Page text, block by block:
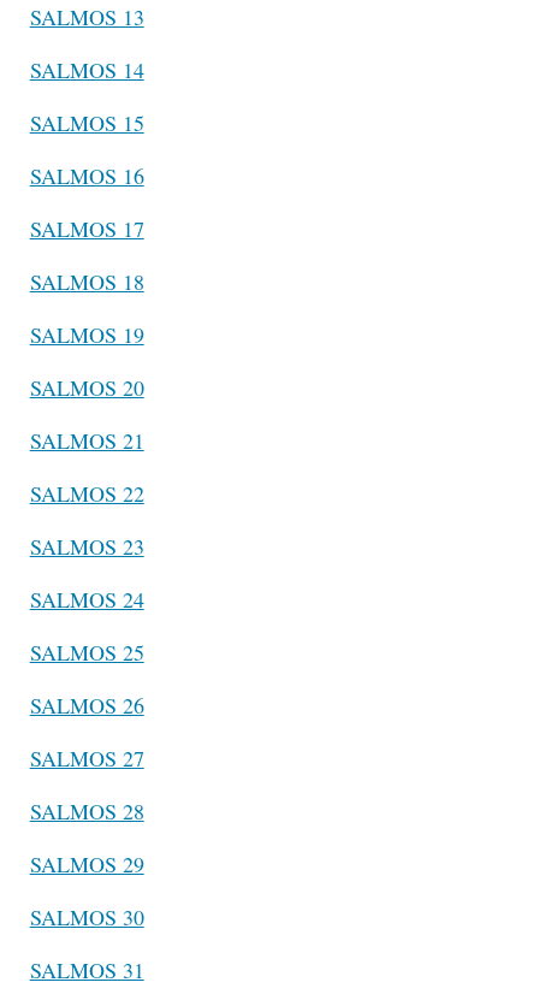
SALMOS 13
SALMOS 14
SALMOS 15
SALMOS 16
SALMOS 17
SALMOS 18
SALMOS 19
SALMOS 20
SALMOS 21
SALMOS 22
SALMOS 23
SALMOS 24
SALMOS 25
SALMOS 26
SALMOS 27
SALMOS 28
SALMOS 29
SALMOS 30
SALMOS 31